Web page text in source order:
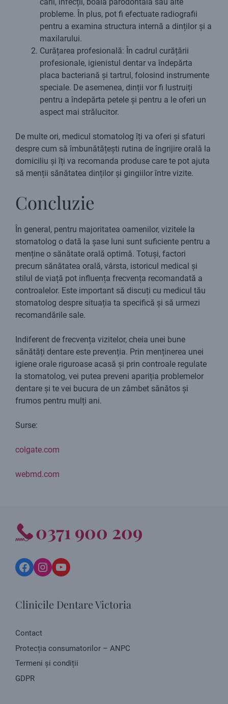
probleme. În plus, pot fi efectuate radiografii
pentru a examina structura internă a dinților și a
maxilarului.
Curățarea profesională: În cadrul curățării
profesionale, igienistul dentar va îndepărta
placa bacteriană și tartrul, folosind instrumente
speciale. De asemenea, dinții vor fi lustruiți
pentru a îndepărta petele și pentru a le oferi un
aspect mai strălucitor.
De multe ori, medicul stomatolog îți va oferi și sfaturi
despre cum să îmbunătățești rutina de îngrijire orală la
domiciliu și îți va recomanda produse care te pot ajuta
să menții sănătatea dinților și gingiilor între vizite.
Concluzie
În general, pentru majoritatea oamenilor, vizitele la
stomatolog o dată la șase luni sunt suficiente pentru a
menține o sănătate orală optimă. Totuși, factori
precum sănătatea orală, vârsta, istoricul medical și
stilul de viață pot influența frecvența recomandată a
controalelor. Este important să discuți cu medicul tău
stomatolog despre situația ta specifică și să urmezi
recomandările sale.
Indiferent de frecvența vizitelor, cheia unei bune
sănătăți dentare este prevenția. Prin menținerea unei
igiene orale riguroase acasă și prin controale regulate
la stomatolog, vei putea preveni apariția problemelor
dentare și te vei bucura de un zâmbet sănătos și
frumos pentru mulți ani.
Surse:
colgate.com
webmd.com
0371 900 209
Facebook
Instagram
YouTube
Clinicile Dentare Victoria
Contact
Protecția consumatorilor – ANPC
Termeni și condiții
GDPR